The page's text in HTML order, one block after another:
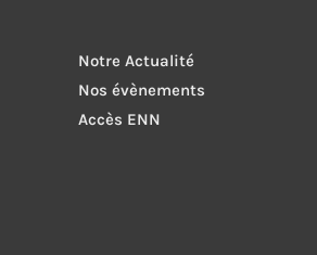
Notre Actualité
Nos évènements
Accès ENN